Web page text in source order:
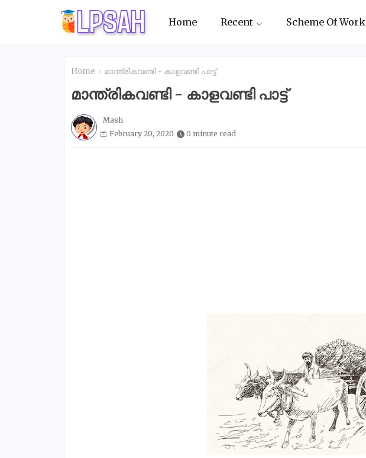
Home Recent Scheme Of Work
Home മാന്ത്രികവണ്ടി - കാളവണ്ടി പാട്ട്
മാന്ത്രികവണ്ടി - കാളവണ്ടി പാട്ട്
Mash
February 20, 2020
0 minute read